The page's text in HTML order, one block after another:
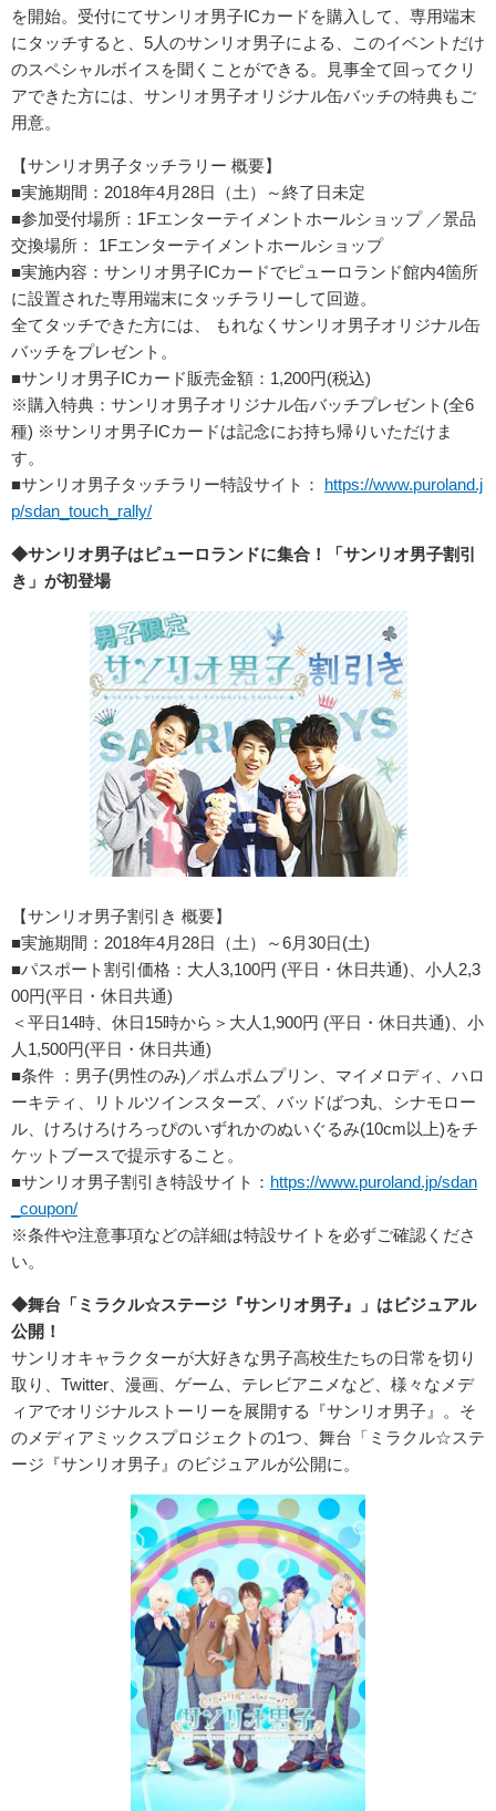
を開始。受付にてサンリオ男子ICカードを購入して、専用端末
にタッチすると、5人のサンリオ男子による、このイベントだけ
のスペシャルボイスを聞くことができる。見事全て回ってクリ
アできた方には、サンリオ男子オリジナル缶バッチの特典もご
用意。
【サンリオ男子タッチラリー 概要】
■実施期間：2018年4月28日（土）～終了日未定
■参加受付場所：1Fエンターテイメントホールショップ ／景品
交換場所： 1Fエンターテイメントホールショップ
■実施内容：サンリオ男子ICカードでピューロランド館内4箇所
に設置された専用端末にタッチラリーして回遊。
全てタッチできた方には、 もれなくサンリオ男子オリジナル缶
バッチをプレゼント。
■サンリオ男子ICカード販売金額：1,200円(税込)
※購入特典：サンリオ男子オリジナル缶バッチプレゼント(全6
種) ※サンリオ男子ICカードは記念にお持ち帰りいただけま
す。
■サンリオ男子タッチラリー特設サイト：
https://www.puroland.j
p/sdan_touch_rally/
◆サンリオ男子はピューロランドに集合！「サンリオ男子割引
き」が初登場
【サンリオ男子割引き 概要】
■実施期間：2018年4月28日（土）～6月30日(土)
■パスポート割引価格：大人3,100円 (平日・休日共通)、小人2,3
00円(平日・休日共通)
＜平日14時、休日15時から＞大人1,900円 (平日・休日共通)、小
人1,500円(平日・休日共通)
■条件 ：男子(男性のみ)／ポムポムプリン、マイメロディ、ハロ
ーキティ、リトルツインスターズ、バッドばつ丸、シナモロー
ル、けろけろけろっぴのいずれかのぬいぐるみ(10cm以上)をチ
ケットブースで提示すること。
■サンリオ男子割引き特設サイト： https://www.puroland.jp/sdan
_coupon/
※条件や注意事項などの詳細は特設サイトを必ずご確認くださ
い。
◆舞台「ミラクル☆ステージ『サンリオ男子』」はビジュアル
公開！
サンリオキャラクターが大好きな男子高校生たちの日常を切り
取り、Twitter、漫画、ゲーム、テレビアニメなど、様々なメデ
ィアでオリジナルストーリーを展開する『サンリオ男子』。そ
のメディアミックスプロジェクトの1つ、舞台「ミラクル☆ステ
ージ『サンリオ男子』のビジュアルが公開に。